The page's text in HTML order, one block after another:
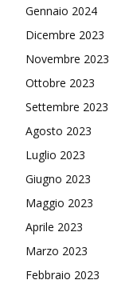
Gennaio 2024
Dicembre 2023
Novembre 2023
Ottobre 2023
Settembre 2023
Agosto 2023
Luglio 2023
Giugno 2023
Maggio 2023
Aprile 2023
Marzo 2023
Febbraio 2023